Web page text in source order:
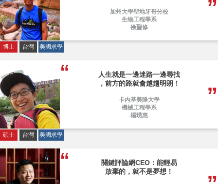
加州大學聖地牙哥分校
生物工程學系
徐聖修
博士 台灣 美國求學
人生就是一邊迷路一邊尋找
，前方的路就會越趨明朗！
卡內基美隆大學
機械工程學系
楊琇惠
碩士 台灣 美國求學
關鍵評論網CEO：能輕易
放棄的，就不是夢想！